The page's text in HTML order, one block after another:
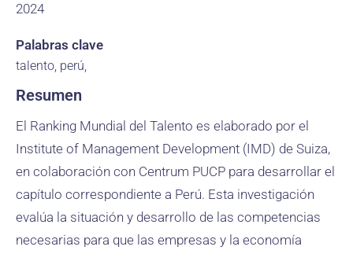
2024
Palabras clave
talento, perú,
Resumen
El Ranking Mundial del Talento es elaborado por el
Institute of Management Development (IMD) de Suiza,
en colaboración con Centrum PUCP para desarrollar el
capítulo correspondiente a Perú. Esta investigación
evalúa la situación y desarrollo de las competencias
necesarias para que las empresas y la economía